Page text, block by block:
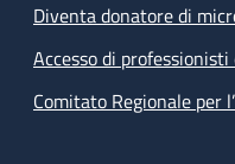
Diventa donatore di
Accesso di
Comitato Regionale per